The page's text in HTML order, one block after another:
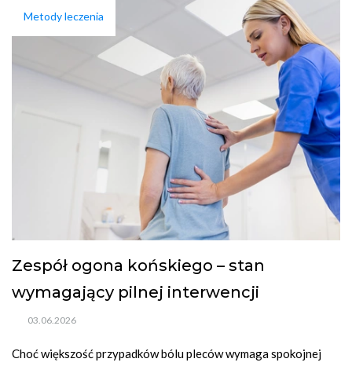
Metody leczenia
Zespół ogona końskiego – stan
wymagający pilnej interwencji
03.06.2026
Choć większość przypadków bólu pleców wymaga spokojnej